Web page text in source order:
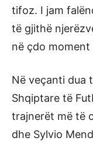
tifoz. I jam
të gjithë
në çdo moment
Në veçanti dua
Shqiptare të
trajnerët më të
dhe Sylvio